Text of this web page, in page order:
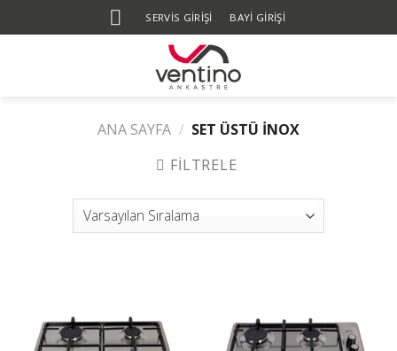
to
SERVIS GIRIŞI BAYİ GİRİŞİ
ANA SAYFA / SET ÜSTÜ İNOX
FILTRELE